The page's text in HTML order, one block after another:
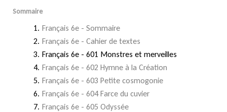
Sommaire
Français 6e - Sommaire
Français 6e - Cahier de textes
Français 6e - 601 Monstres et merveilles
Français 6e - 602 Hymne à la Création
Français 6e - 603 Petite cosmogonie
Français 6e - 604 Farce du cuvier
Français 6e - 605 Odyssée